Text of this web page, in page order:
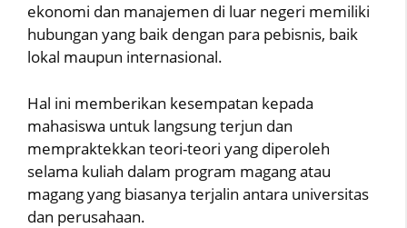
ekonomi dan manajemen di luar negeri memiliki
hubungan yang baik dengan para pebisnis, baik
lokal maupun internasional.
Hal ini memberikan kesempatan kepada
mahasiswa untuk langsung terjun dan
mempraktekkan teori-teori yang diperoleh
selama kuliah dalam program magang atau
magang yang biasanya terjalin antara universitas
dan perusahaan.